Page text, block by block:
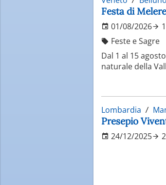
Festa di
01/08/2026
Feste e Sagre
Dal 1 al 15
naturale della
Lombardia
Presepio
24/12/2025